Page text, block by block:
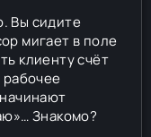
Вы сидите
мигает в поле
клиенту счёт
рабочее
Знакомо?